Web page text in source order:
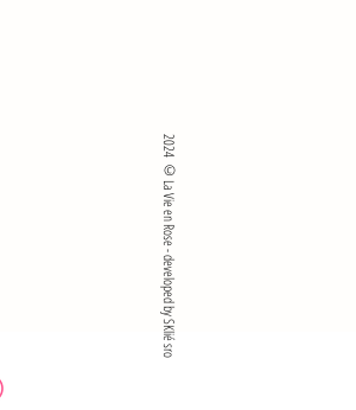
2024 ©La Vie en Rose - developed by SKlié sro